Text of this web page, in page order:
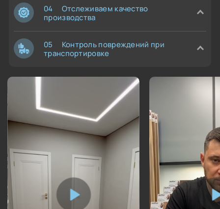
04
Отслеживаем качество
производства
05
Контроль повреждений при
транспортировке